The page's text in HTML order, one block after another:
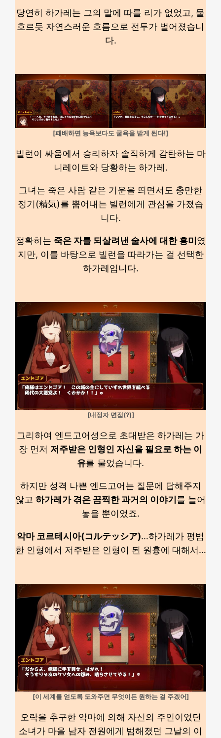
당연히 하가레는 그의 말에 따를 리가 없었고, 물
흐르듯 자연스러운 흐름으로 전투가 벌어졌습니
다.
[패배하면 능욕보다도 굴욕을 받게 된다!]
빌런이 싸움에서 승리하자 솔직하게 감탄하는 마
니레이트와 당황하는 하가레.
그녀는 죽은 사람 같은 기운을 띄면서도 충만한
정기(精気)를 뿜어내는 빌런에게 관심을 가졌습
니다.
정확히는 죽은 자를 되살려낸 술사에 대한 흥미 였
지만, 이를 바탕으로 빌런을 따라가는 걸 선택한
하가레입니다.
[내정자 면접(?)]
그리하여 엔드고어성으로 초대받은 하가레는 가
장 먼저 저주받은 인형인 자신을 필요로 하는 이
유를 물었습니다.
하지만 성격 나쁜 엔드고어는 질문에 답해주지
않고 하가레가 겪은 끔찍한 과거의 이야기를 늘어
놓을 뿐이었죠.
악마 코르테시아(コルテッシア)…하가레가 평범
한 인형에서 저주받은 인형이 된 원흉에 대해서…
[이 세계를 얻도록 도와주면 무엇이든 원하는 걸 주겠어]
오락을 추구한 악마에 의해 자신의 주인이었던
소녀가 마을 남자 전원에게 범해졌던 그날의 이